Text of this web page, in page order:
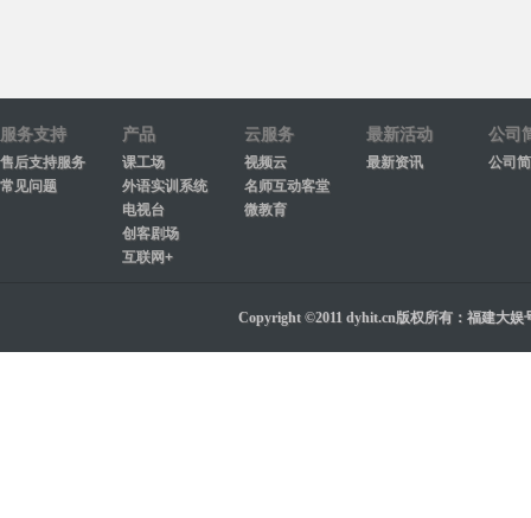
服务支持
售后支持服务
常见问题
产品
课工场
外语实训系统
电视台
创客剧场
互联网+
云服务
视频云
名师互动客堂
微教育
最新活动
最新资讯
公司
公司
Copyright ©2011 dyhit.cn版权所有：福建大娱